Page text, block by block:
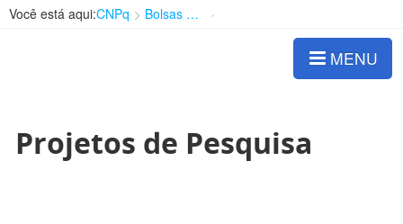
Você está aqui:CNPq Bolsas e Auxílios Vigentes
MENU
Projetos de Pesquisa